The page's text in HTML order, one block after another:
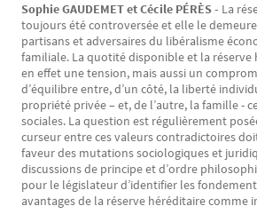
Sophie GAUDEMET et Cécile PÉRÈS - La
toujours été controversée et elle le
partisans et adversaires du libéralisme
familiale. La quotité disponible et la
en effet une tension, mais aussi un
d’équilibre entre, d’un côté, la liberté
propriété privée – et, de l’autre, la famille -
sociales. La question est régulièrement
curseur entre ces valeurs contradictoires
faveur des mutations sociologiques et
discussions de principe et d’ordre
pour le législateur d’identifier les
avantages de la réserve héréditaire